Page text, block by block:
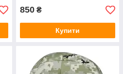
850 ₴
Купити